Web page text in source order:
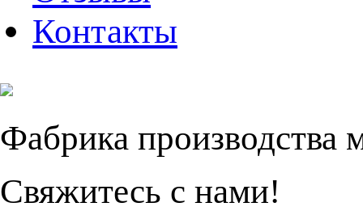
Контакты
Фабрика производства
Свяжитесь с нами!